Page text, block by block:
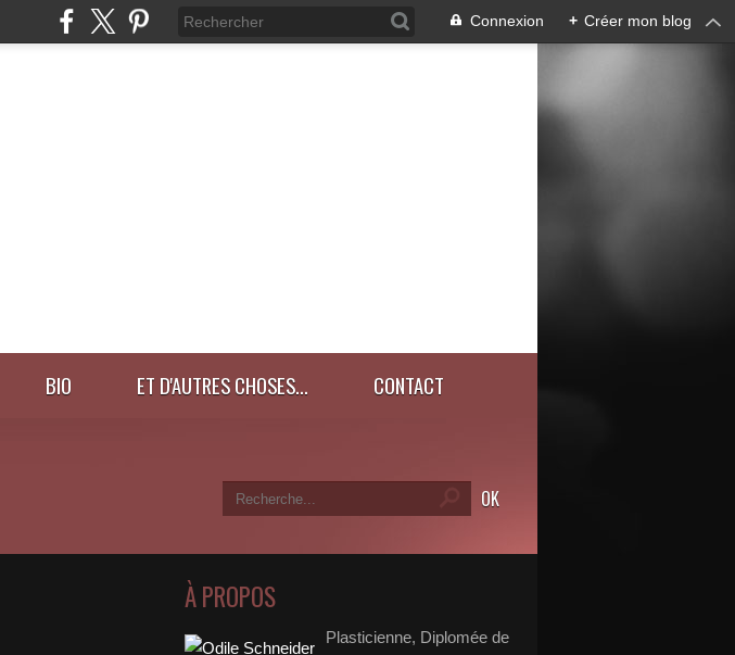
Connexion + Créer mon blog
BIO ET D'AUTRES CHOSES... CONTACT
À PROPOS
Plasticienne, Diplomée de